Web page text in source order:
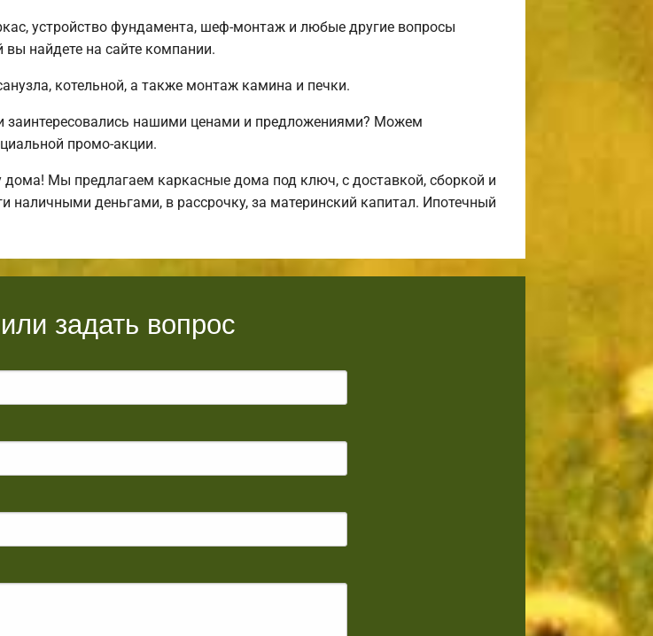
устройство фундамента, шеф-монтаж и любые другие вопросы
найдете на сайте компании.
котельной, а также монтаж камина и печки.
заинтересовались нашими ценами и предложениями? Можем
промо-акции.
Мы предлагаем каркасные дома под ключ, с доставкой, сборкой и
наличными деньгами, в рассрочку, за материнский капитал. Ипотечный
задать вопрос